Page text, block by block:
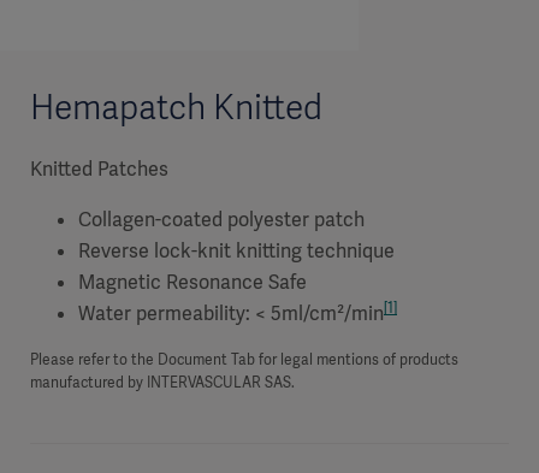
Hemapatch Knitted
Knitted Patches
Collagen-coated polyester patch
Reverse lock-knit knitting technique
Magnetic Resonance Safe
Water permeability: < 5ml/cm²/min[1]
Please refer to the Document Tab for legal mentions of products
manufactured by INTERVASCULAR SAS.